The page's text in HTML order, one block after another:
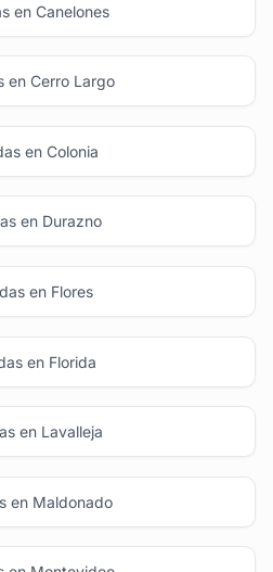
en Canelones
en Cerro Largo
en Colonia
en Durazno
en Flores
en Florida
en Lavalleja
en Maldonado